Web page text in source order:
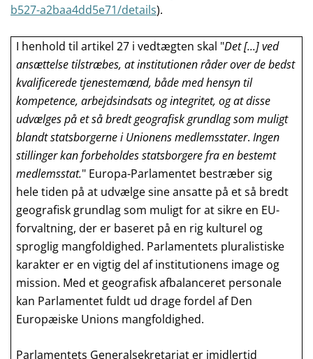
b527-a2baa4dd5e71/details).
I henhold til artikel 27 i vedtægten skal "Det [...] ved
ansættelse tilstræbes, at institutionen råder over de bedst
kvalificerede tjenestemænd, både med hensyn til
kompetence, arbejdsindsats og integritet, og at disse
udvælges på et så bredt geografisk grundlag som muligt
blandt statsborgerne i Unionens medlemsstater. Ingen
stillinger kan forbeholdes statsborgere fra en bestemt
medlemsstat." Europa-Parlamentet bestræber sig
hele tiden på at udvælge sine ansatte på et så bredt
geografisk grundlag som muligt for at sikre en EU-
forvaltning, der er baseret på en rig kulturel og
sproglig mangfoldighed. Parlamentets pluralistiske
karakter er en vigtig del af institutionens image og
mission. Med et geografisk afbalanceret personale
kan Parlamentet fuldt ud drage fordel af Den
Europæiske Unions mangfoldighed.
Parlamentets Generalsekretariat er imidlertid